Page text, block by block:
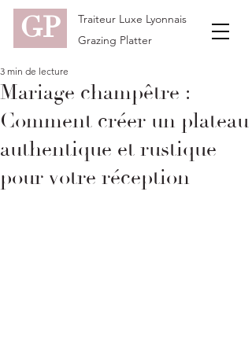
GP
Traiteur Luxe Lyonnais
Grazing Platter
Mariage champêtre :
Comment créer un plateau
authentique et rustique
pour votre réception
3 min de lecture